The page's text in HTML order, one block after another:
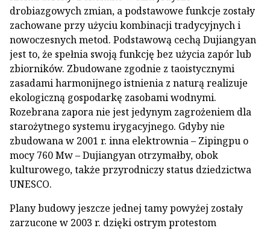
drobiazgowych zmian, a podstawowe funkcje zostały
zachowane przy użyciu kombinacji tradycyjnych i
nowoczesnych metod. Podstawową cechą Dujiangyan
jest to, że spełnia swoją funkcję bez użycia zapór lub
zbiorników. Zbudowane zgodnie z taoistycznymi
zasadami harmonijnego istnienia z naturą realizuje
ekologiczną gospodarkę zasobami wodnymi.
Rozebrana zapora nie jest jedynym zagrożeniem dla
starożytnego systemu irygacyjnego. Gdyby nie
zbudowana w 2001 r. inna elektrownia – Zipingpu o
mocy 760 Mw – Dujiangyan otrzymałby, obok
kulturowego, także przyrodniczy status dziedzictwa
UNESCO.
Plany budowy jeszcze jednej tamy powyżej zostały
zarzucone w 2003 r. dzięki ostrym protestom